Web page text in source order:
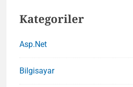
Kategoriler
Asp.Net
Bilgisayar